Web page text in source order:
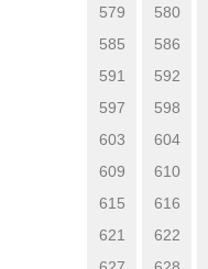
579
580
585
586
591
592
597
598
603
604
609
610
615
616
621
622